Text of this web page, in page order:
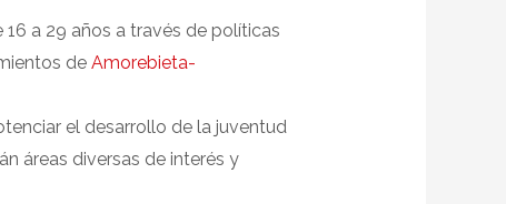
a 29 años a través de políticas
de Amorebieta-
el desarrollo de la juventud
áreas diversas de interés y